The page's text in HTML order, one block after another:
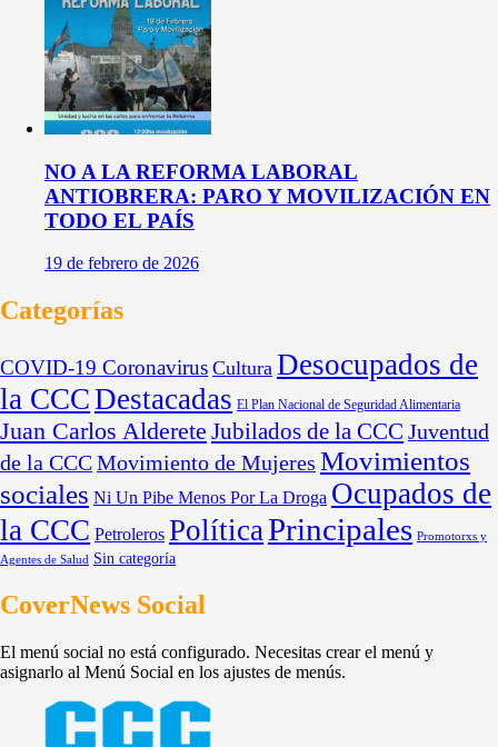
NO A LA REFORMA LABORAL
ANTIOBRERA: PARO Y MOVILIZACIÓN EN
TODO EL PAÍS
19 de febrero de 2026
Categorías
COVID-19 Coronavirus Cultura Desocupados de
la CCCDestacadas El Plan Nacional de Seguridad Alimentaria
Juan Carlos Alderete Jubilados de la CCC Juventud
de la CCCMovimiento de Mujeres Movimientos
sociales Ni Un Pibe Menos Por La Droga Ocupados de
la CCC Petroleros PolíticaPrincipales Promotorxs y
Agentes de Salud Sin categoría
CoverNews Social
El menú social no está configurado. Necesitas crear el menú y
asignarlo al Menú Social en los ajustes de menús.